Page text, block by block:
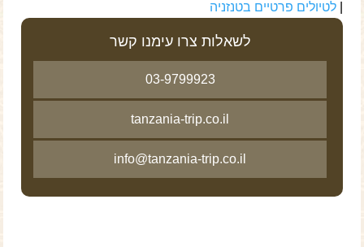
|לטיולים פרטיים בטנזניה
לשאלות צרו עימנו קשר
03-9799923
tanzania-trip.co.il
info@tanzania-trip.co.il